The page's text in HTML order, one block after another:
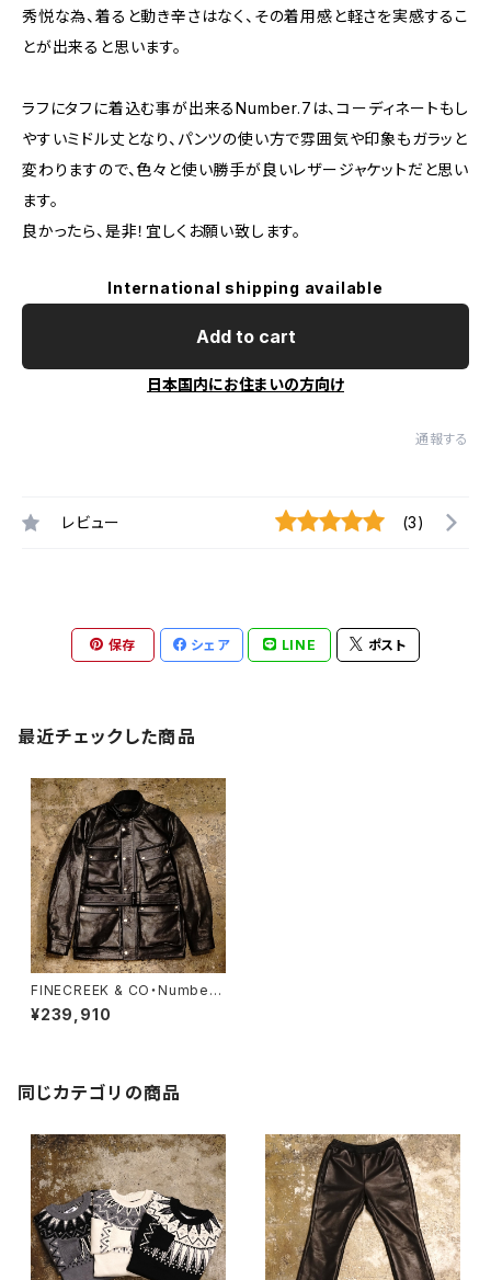
秀悦な為、着ると動き辛さはなく、その着用感と軽さを実感するこ
とが出来ると思います。
ラフにタフに着込む事が出来るNumber.7は、コーディネートもし
やすいミドル丈となり、パンツの使い方で雰囲気や印象もガラッと
変わりますので、色々と使い勝手が良いレザージャケットだと思い
ます。
良かったら、是非！宜しくお願い致します。
International shipping available
Add to cart
日本国内にお住まいの方向け
通報する
レビュー (3)
保存 シェア LINE ポスト
最近チェックした商品
FINECREEK & CO・Number.
7【ACCO002】
¥239,910
同じカテゴリの商品